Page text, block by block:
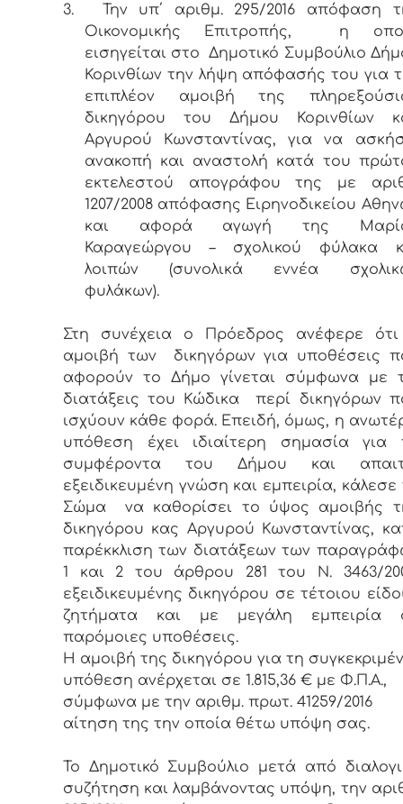
3.
Την υπ΄ αριθμ. 295/2016 απόφαση
Οικονομικής Επιτροπής, η
εισηγείται στο Δημοτικό Συμβούλιο
Κορινθίων την λήψη απόφασής του για
επιπλέον αμοιβή της
δικηγόρου του Δήμου Κορινθίων
Αργυρού Κωνσταντίνας, για να
ανακοπή και αναστολή κατά του
εκτελεστού απογράφου της με
1207/2008 απόφασης Ειρηνοδικείου
και αφορά αγωγή της
Καραγεώργου – σχολικού φύλακα
λοιπών (συνολικά εννέα
φυλάκων).
Στη συνέχεια ο Πρόεδρος ανέφερε
αμοιβή των δικηγόρων για υποθέσεις
αφορούν το Δήμο γίνεται σύμφωνα με
διατάξεις του Κώδικα περί δικηγόρων
ισχύουν κάθε φορά. Επειδή, όμως, η
υπόθεση έχει ιδιαίτερη σημασία για
συμφέροντα του Δήμου και
εξειδικευμένη γνώση και εμπειρία, κάλεσε
Σώμα να καθορίσει το ύψος αμοιβής
δικηγόρου κας Αργυρού Κωνσταντίνας,
παρέκκλιση των διατάξεων των
1 και 2 του άρθρου 281 του Ν. 3463/
εξειδικευμένης δικηγόρου σε τέτοιου
ζητήματα και με μεγάλη εμπειρία
παρόμοιες υποθέσεις.
Η αμοιβή της δικηγόρου για τη
υπόθεση ανέρχεται σε 1.815,36 € με Φ.Π.Α.,
σύμφωνα με την αριθμ. πρωτ. 41259/2016
αίτηση της την οποία θέτω υπόψη σας.
Το Δημοτικό Συμβούλιο μετά από
συζήτηση και λαμβάνοντας υπόψη, την